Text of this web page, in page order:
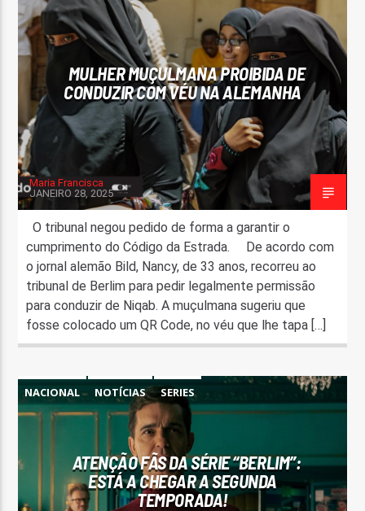
FAIXA ATUAL
TÍTULO
ON FM
MULHER MUÇULMANA PROIBIDA DE
CONDUZIR COM VÉU NA ALEMANHA
Maria Francisca
JANEIRO 28, 2025
O tribunal negou pedido de forma a garantir o
cumprimento do Código da Estrada. De acordo com
o jornal alemão Bild, Nancy, de 33 anos, recorreu ao
tribunal de Berlim para pedir legalmente permissão
para conduzir de Niqab. A muçulmana sugeriu que
fosse colocado um QR Code, no véu que lhe tapa […]
NACIONAL NOTÍCIAS SERIES
ATENÇÃO FÃS DA SÉRIE “BERLIM”:
ESTÁ A CHEGAR A SEGUNDA
TEMPORADA!